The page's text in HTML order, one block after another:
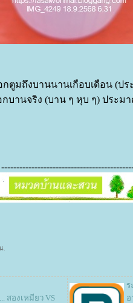
ตูมถึงบานนานเกือบเดือน (ปร
กบานจริง (บาน ๆ หุบ ๆ) ประม
.
สองเหมียว VS
ร
อ